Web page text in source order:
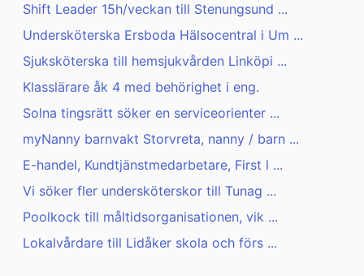
Shift Leader 15h/veckan till Stenungsund ...
Undersköterska Ersboda Hälsocentral i Um ...
Sjuksköterska till hemsjukvården Linköpi ...
Klasslärare åk 4 med behörighet i eng.
Solna tingsrätt söker en serviceorienter ...
myNanny barnvakt Storvreta, nanny / barn ...
E-handel, Kundtjänstmedarbetare, First l ...
Vi söker fler undersköterskor till Tunag ...
Poolkock till måltidsorganisationen, vik ...
Lokalvårdare till Lidåker skola och förs ...